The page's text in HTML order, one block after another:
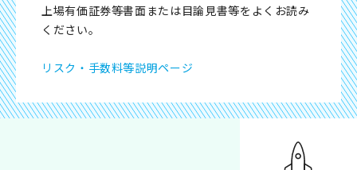
上場有価証券等書面または目論見書等をよくお読み
ください。
リスク・手数料等説明ページ